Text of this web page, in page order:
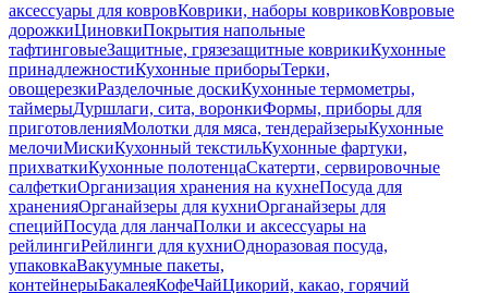
аксессуары для ковровКоврики, наборы ковриковКовровые
дорожкиЦиновкиПокрытия напольные
тафтинговыеЗащитные, грязезащитные коврикиКухонные
принадлежностиКухонные приборыТерки,
овощерезкиРазделочные доскиКухонные термометры,
таймерыДуршлаги, сита, воронкиФормы, приборы для
приготовленияМолотки для мяса, тендерайзерыКухонные
мелочиМискиКухонный текстильКухонные фартуки,
прихваткиКухонные полотенцаСкатерти, сервировочные
салфеткиОрганизация хранения на кухнеПосуда для
храненияОрганайзеры для кухниОрганайзеры для
специйПосуда для ланчаПолки и аксессуары на
рейлингиРейлинги для кухниОдноразовая посуда,
упаковкаВакуумные пакеты,
контейнерыБакалеяКофеЧайЦикорий, какао, горячий